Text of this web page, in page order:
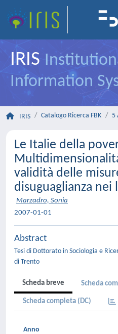
IRIS
Information
IRIS Catalogo Ricerca FBK 5
Le Italie della
validità delle
disuguaglianza
Marzadro, Sonia
2007-01-01
Abstract
Tesi di Dottorato in Sociologia e
di Trento
Scheda breve Scheda
Scheda completa (DC)
Anno